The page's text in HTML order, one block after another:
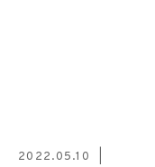
2022.05.10